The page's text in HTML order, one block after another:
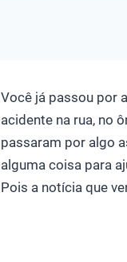
Você já passou por
acidente na rua, no
passaram por algo
alguma coisa para
Pois a notícia que